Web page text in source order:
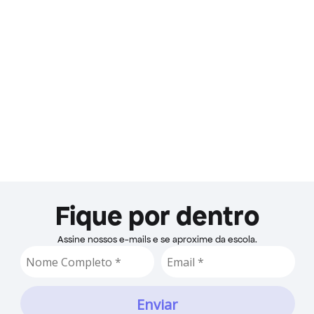
Fique por dentro
Assine nossos e-mails e se aproxime da escola.